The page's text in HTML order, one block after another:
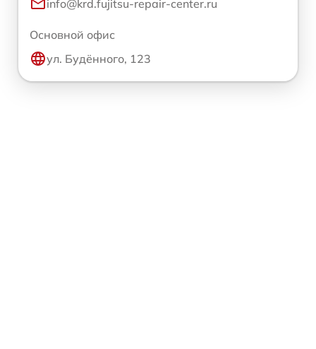
info@krd.fujitsu-repair-center.ru
Основной офис
ул. Будённого, 123